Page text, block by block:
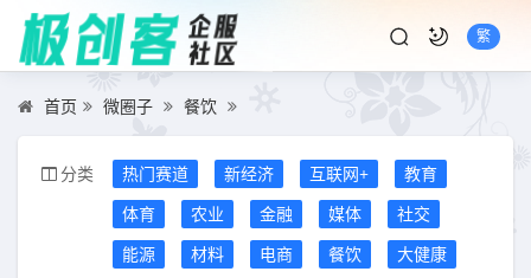
繁
首页 微圈子 餐饮
分类 热门赛道 新经济 互联网+
教育
体育
农业 金融 媒体
社交
能源
材料 电商 餐饮 大健康